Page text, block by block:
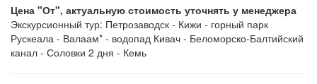
Цена "От", актуальную стоимость уточнять у менеджера
Экскурсионный тур: Петрозаводск - Кижи - горный парк
Рускеала - Валаам* - водопад Кивач - Беломорско-Балтийский
канал - Соловки 2 дня - Кемь